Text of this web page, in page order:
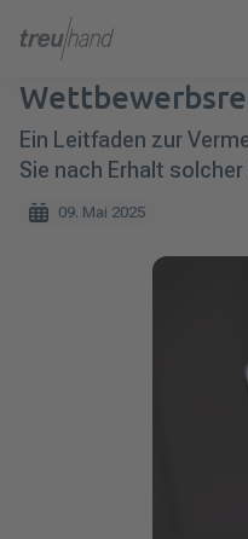
Ein Leitfaden zur
Sie nach Erhalt
09. Mai 2025